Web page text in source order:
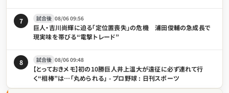
7 試合後 08/06 09:56
巨人・吉川尚輝に迫る「定位置喪失」の危機 浦田俊輔の急成長で
現実味を帯びる“電撃トレード”
8 試合後 08/06 09:48
【とっておきメモ】初の10勝巨人井上温大が遠征に必ず連れて行
く“相棒”は…「丸められる」 - プロ野球 : 日刊スポーツ